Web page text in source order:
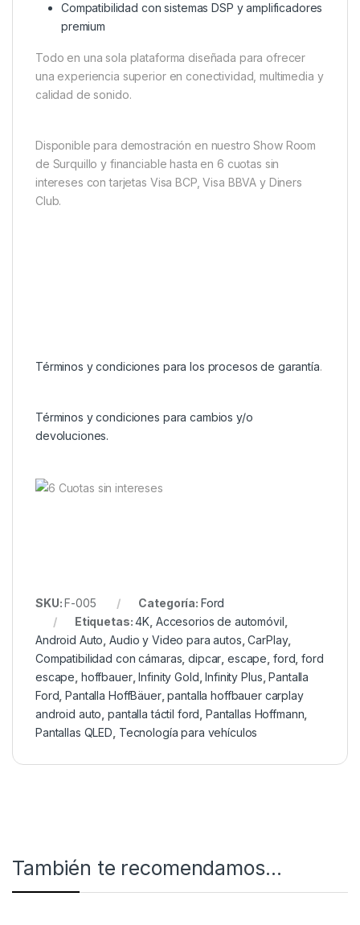
Compatibilidad con sistemas DSP y amplificadores
premium
Todo en una sola plataforma diseñada para ofrecer
una experiencia superior en conectividad, multimedia y
calidad de sonido.
Disponible para demostración en nuestro Show Room
de Surquillo y financiable hasta en 6 cuotas sin
intereses con tarjetas Visa BCP, Visa BBVA y Diners
Club.
Términos y condiciones para los procesos de garantía.
Términos y condiciones para cambios y/o
devoluciones.
SKU:F-005 Categoría: Ford
Etiquetas:4K Accesorios de automóvil
Android Auto ,Audio y Video para autos ,CarPlay,
Compatibilidad con cámaras ,dipcar ,escape ford ,ford
escape hoffbauer,Infinity Gold ,Infinity Plus ,Pantalla
Ford ,Pantalla HoffBäuer,pantalla hoffbauer carplay
android auto ,pantalla táctil ford Pantallas Hoffmann
Pantallas QLED Tecnología para vehículos
También te recomendamos…